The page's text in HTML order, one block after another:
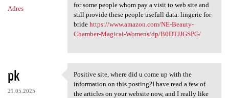
Adres
for some people whom pay a visit to web site and
still provide these people usefull data. lingerie for
bride https://www.amazon.com/NE-Beauty-
Chamber-Magical-Womens/dp/B0DTJJGSPG/
pk
21.05.2025
Positive site, where did u
Positive site, where did u come up with the
information on this posting?I have read a few of
the articles on your website now, and I really like